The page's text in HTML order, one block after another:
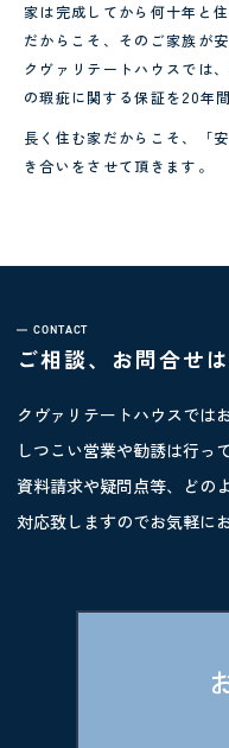
家は完成してから何十年と住
だからこそ、そのご家族が
クヴァリテートハウスでは
の瑕疵に関する保証を20年
長く住む家だからこそ、「
き合いをさせて頂きます。
CONTACT
ご相談、お問合せ
クヴァリテートハウスでは
しつこい営業や勧誘は行っ
資料請求や疑問点等、どの
対応致しますのでお気軽に